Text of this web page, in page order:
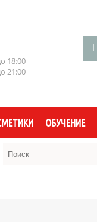
18:00
21:00
ОБУЧЕНИЕ